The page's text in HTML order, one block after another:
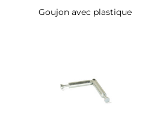
Goujon avec plastique